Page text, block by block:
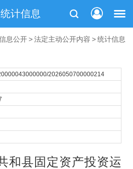
统计信息
息公开>法定主动公开内容 >统计信息
2026050700000214
和县固定资产投资运